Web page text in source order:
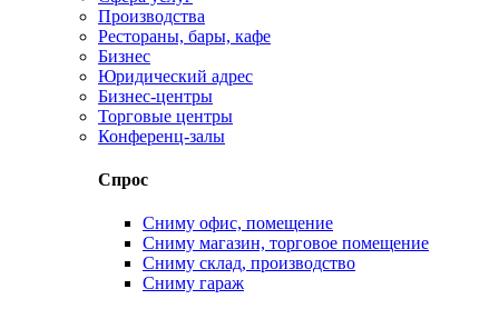
Производства
Рестораны, бары, кафе
Бизнес
Юридический адрес
Бизнес-центры
Торговые центры
Конференц-залы
Спрос
Сниму офис, помещение
Сниму магазин, торговое помещение
Сниму склад, производство
Сниму гараж